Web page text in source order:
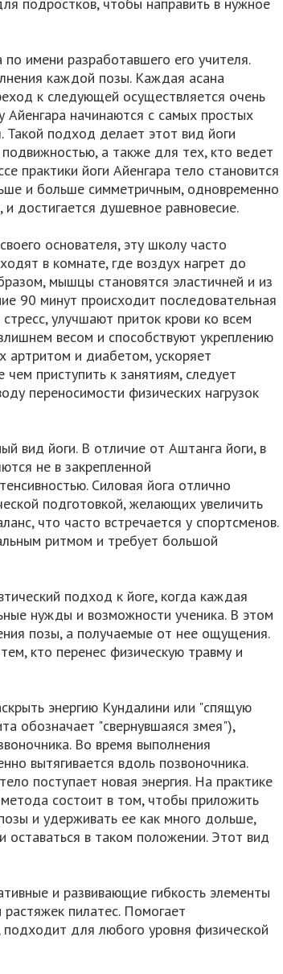
по имени разработавшего его учителя.
каждой позы. Каждая асана
к следующей осуществляется очень
начинаются с самых простых
Такой подход делает этот вид йоги
а также для тех, кто ведет
практики йоги Айенгара тело становится
и больше симметричным, одновременно
и достигается душевное равновесие.
основателя, эту школу часто
в комнате, где воздух нагрет до
мышцы становятся эластичней и из
90 минут происходит последовательная
улучшают приток крови ко всем
весом и способствуют укреплению
и диабетом, ускоряет
приступить к занятиям, следует
переносимости физических нагрузок
вид йоги. В отличие от Аштанга йоги, в
не в закрепленной
Силовая йога отлично
подготовкой, желающих увеличить
что часто встречается у спортсменов.
ритмом и требует большой
подход к йоге, когда каждая
нужды и возможности ученика. В этом
позы, а получаемые от нее ощущения.
кто перенес физическую травму и
энергию Кундалини или "спящую
обозначает "свернувшаяся змея"),
Во время выполнения
вытягивается вдоль позвоночника.
поступает новая энергия. На практике
состоит в том, чтобы приложить
и удерживать ее как много дольше,
оставаться в таком положении. Этот вид
и развивающие гибкость элементы
пилатес. Помогает
для любого уровня физической